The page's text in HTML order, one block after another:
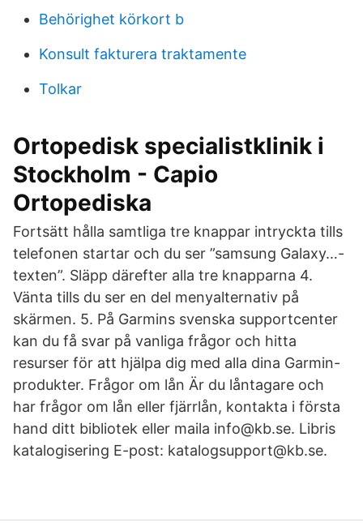
Behörighet körkort b
Konsult fakturera traktamente
Tolkar
Ortopedisk specialistklinik i
Stockholm - Capio
Ortopediska
Fortsätt hålla samtliga tre knappar intryckta tills
telefonen startar och du ser ”samsung Galaxy…-
texten”. Släpp därefter alla tre knapparna 4.
Vänta tills du ser en del menyalternativ på
skärmen. 5. På Garmins svenska supportcenter
kan du få svar på vanliga frågor och hitta
resurser för att hjälpa dig med alla dina Garmin-
produkter. Frågor om lån Är du låntagare och
har frågor om lån eller fjärrlån, kontakta i första
hand ditt bibliotek eller maila info@kb.se. Libris
katalogisering E-post: katalogsupport@kb.se.